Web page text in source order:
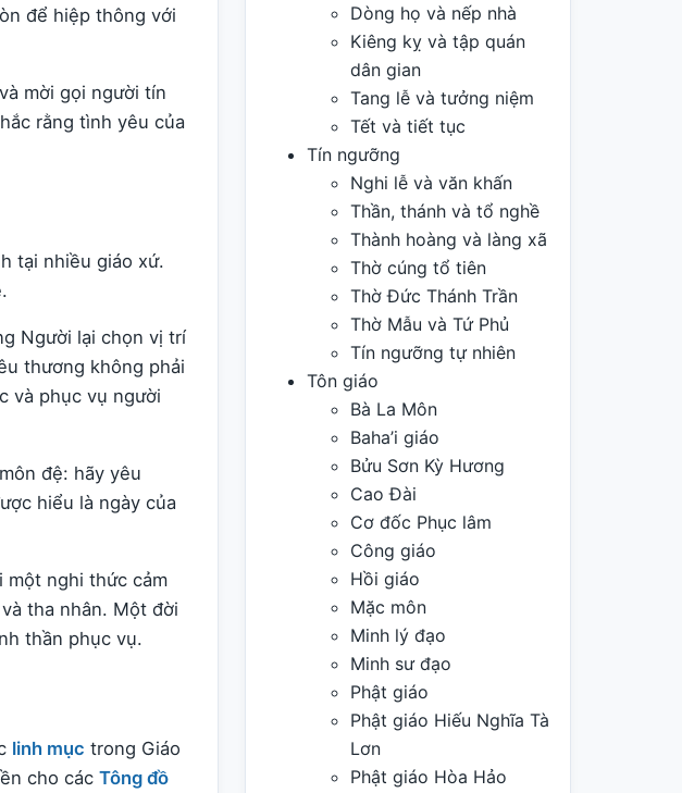
để hiệp thông với
mời gọi người tín
rằng tình yêu của
tại nhiều giáo xứ.
Người lại chọn vị trí
thương không phải
và phục vụ người
đệ: hãy yêu
hiểu là ngày của
một nghi thức cảm
tha nhân. Một đời
thần phục vụ.
linh mục trong Giáo
cho các Tông đồ
Dòng họ và nếp nhà
Kiêng kỵ và tập quán
dân gian
Tang lễ và tưởng niệm
Tết và tiết tục
Tín ngưỡng
Nghi lễ và văn khấn
Thần, thánh và tổ nghề
Thành hoàng và làng xã
Thờ cúng tổ tiên
Thờ Đức Thánh Trần
Thờ Mẫu và Tứ Phủ
Tín ngưỡng tự nhiên
Tôn giáo
Bà La Môn
Baha’i giáo
Bửu Sơn Kỳ Hương
Cao Đài
Cơ đốc Phục lâm
Công giáo
Hồi giáo
Mặc môn
Minh lý đạo
Minh sư đạo
Phật giáo
Phật giáo Hiếu Nghĩa Tà
Lơn
Phật giáo Hòa Hảo